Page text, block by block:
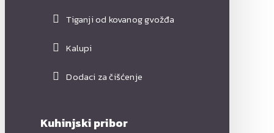
Tiganji od kovanog gvožđa
Kalupi
Dodaci za čišćenje
Kuhinjski pribor